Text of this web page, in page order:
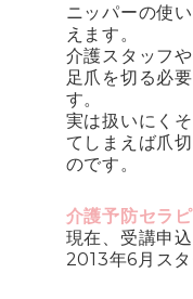
ニッパーの使
えます。
介護スタッフや
足爪を切る必
す。
実は扱いにく
てしまえば爪
のです。
介護予防セラ
現在、受講申込
2013年6月スタ